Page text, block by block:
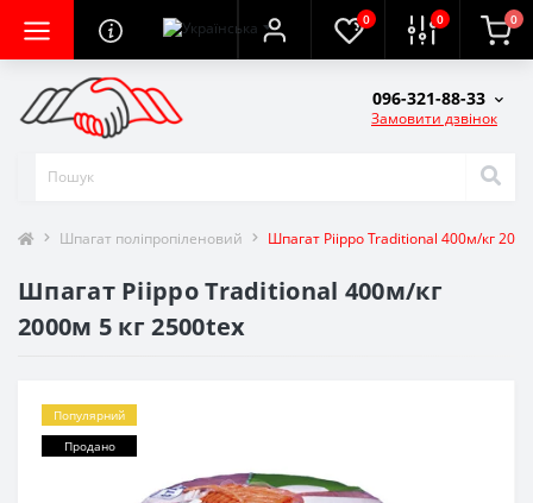
0 0 0
096-321-88-33
Замовити дзвінок
Шпагат поліпропіленовий Шпагат Piippo Traditional 400м/кг
Шпагат Piippo Traditional 400м/кг
2000м 5 кг 2500tex
Популярний
Продано